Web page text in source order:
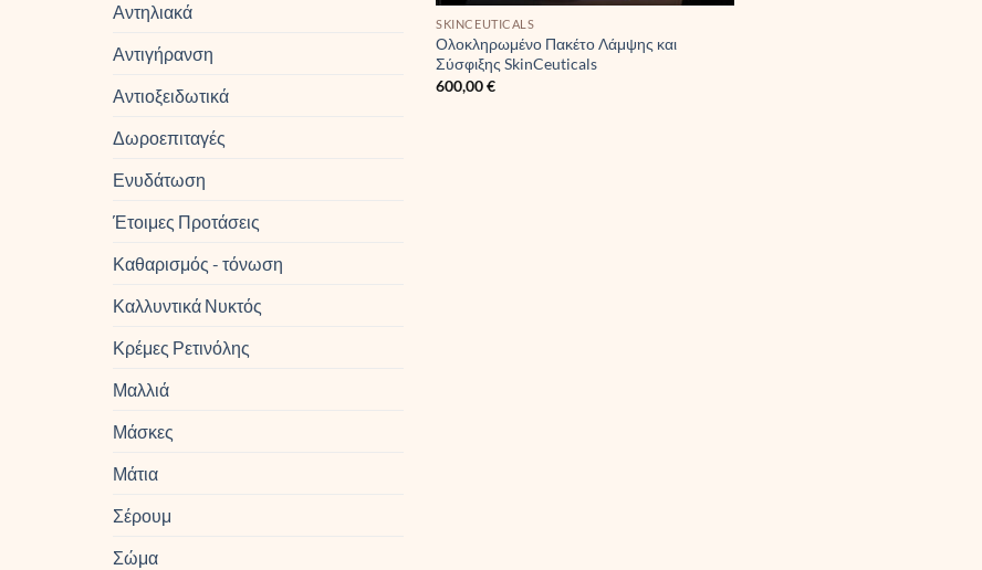
Αντηλιακά
Αντιγήρανση
Αντιοξειδωτικά
Δωροεπιταγές
Ενυδάτωση
Έτοιμες Προτάσεις
Καθαρισμός - τόνωση
Καλλυντικά Νυκτός
Κρέμες Ρετινόλης
Μαλλιά
Μάσκες
Μάτια
Σέρουμ
Σώμα
SKINCEUTICALS
Ολοκληρωμένο Πακέτο Λάμψης και
Σύσφιξης SkinCeuticals
600,00€